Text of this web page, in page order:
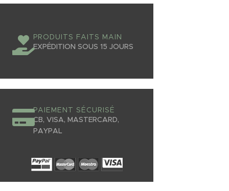
PRODUITS FAITS MAIN
EXPÉDITION SOUS 15 JOURS
PAIEMENT SÉCURISÉ
CB, VISA, MASTERCARD,
PAYPAL